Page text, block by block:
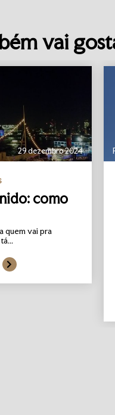
vai
29 dezembro 2024
como
quem vai pra